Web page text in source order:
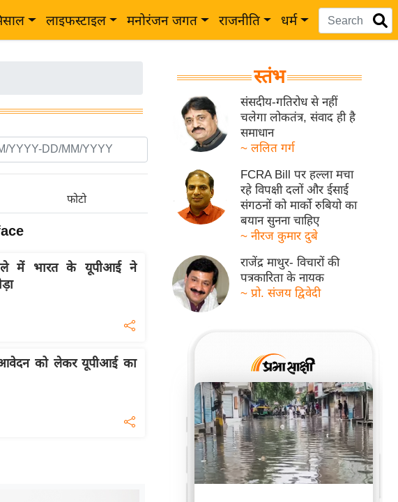
लाइफस्टाइल मनोरंजन जगत राजनीति धर्म
फोटो
में भारत के यूपीआई ने
को लेकर यूपीआई का
स्तंभ
संसदीय-गतिरोध से नहीं
चलेगा लोकतंत्र, संवाद ही है
समाधान
~ ललित गर्ग
FCRA Bill पर हल्ला मचा
रहे विपक्षी दलों और ईसाई
संगठनों को मार्को रुबियो का
बयान सुनना चाहिए
~ नीरज कुमार दुबे
राजेंद्र माथुर- विचारों की
पत्रकारिता के नायक
~ प्रो. संजय द्विवेदी